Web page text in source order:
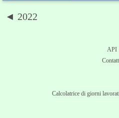
◄ 2022
API
Calcolatrice di giorni